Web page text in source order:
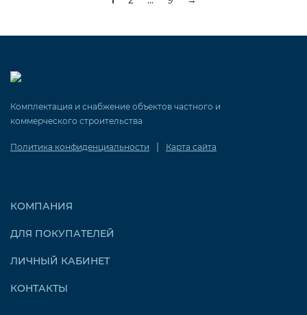
Комплектация и снабжение объектов частного и
коммерческого строительства
Политика конфиденциальности | Карта сайта
КОМПАНИЯ
ДЛЯ ПОКУПАТЕЛЕЙ
ЛИЧНЫЙ КАБИНЕТ
КОНТАКТЫ